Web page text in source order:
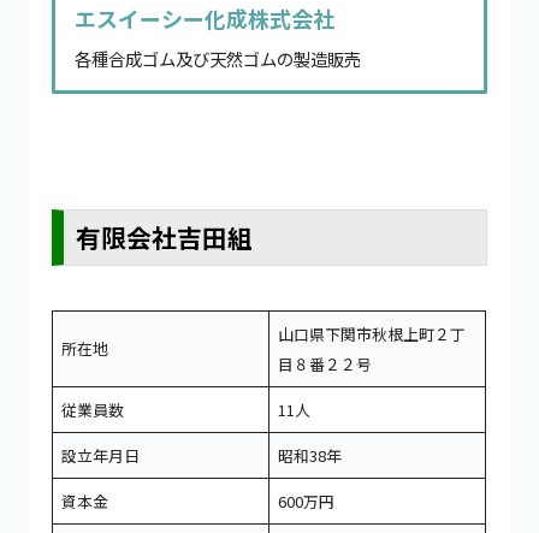
エスイーシー化成株式会社
各種合成ゴム及び天然ゴムの製造販売
有限会社吉田組
所在地
山口県下関市秋根上町２丁
目８番２２号
従業員数
11人
設立年月日
昭和38年
資本金
600万円